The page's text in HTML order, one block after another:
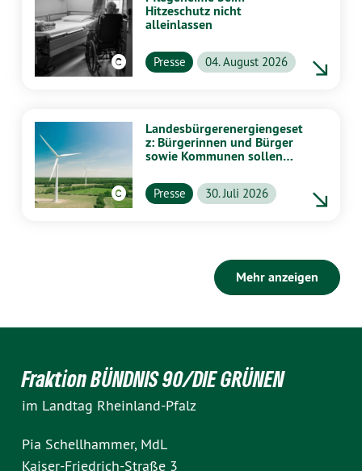
Hitzeschutz nicht
alleinlassen
Presse 04. August 2026
Landesbürgerenergiengeset
z: Bürgerinnen und Bürger
sowie Kommunen sollen
profitieren
Presse 30. Juli 2026
Mehr anzeigen
Fraktion BÜNDNIS 90/DIE GRÜNEN
im Landtag Rheinland-Pfalz
Pia Schellhammer, MdL
Kaiser-Friedrich-Straße 3